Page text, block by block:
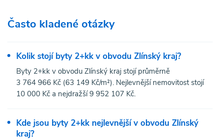
Často kladené otázky
Kolik stojí byty 2+kk v obvodu Zlínský kraj?
Byty 2+kk v obvodu Zlínský kraj stojí průměrně
3 764 966 Kč (63 149 Kč/m²). Nejlevnější nemovitost stojí
10 000 Kč a nejdražší 9 952 107 Kč.
Kde jsou byty 2+kk nejlevnější v obvodu Zlínský
kraj?